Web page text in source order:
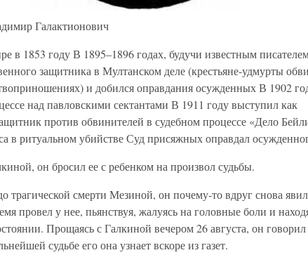
Галактионович
в 1853 году В 1895–1896 годах, будучи известным
защитника в Мултанском деле (крестьяне-удмурты
и добился оправдания осужденных В 1902
над павловскими сектантами В 1911 году выступил как
против обвинителей в судебном процессе «Дело
в ритуальном убийстве Суд присяжных оправдал
он бросил ее с ребенком на произвол судьбы.
трагической смерти Мезиной, он почему-то вдруг снова
провел у нее, пьянствуя, жалуясь на головные боли и
Прощаясь с Галкиной вечером 26 августа, он
судьбе его она узнает вскоре из газет.